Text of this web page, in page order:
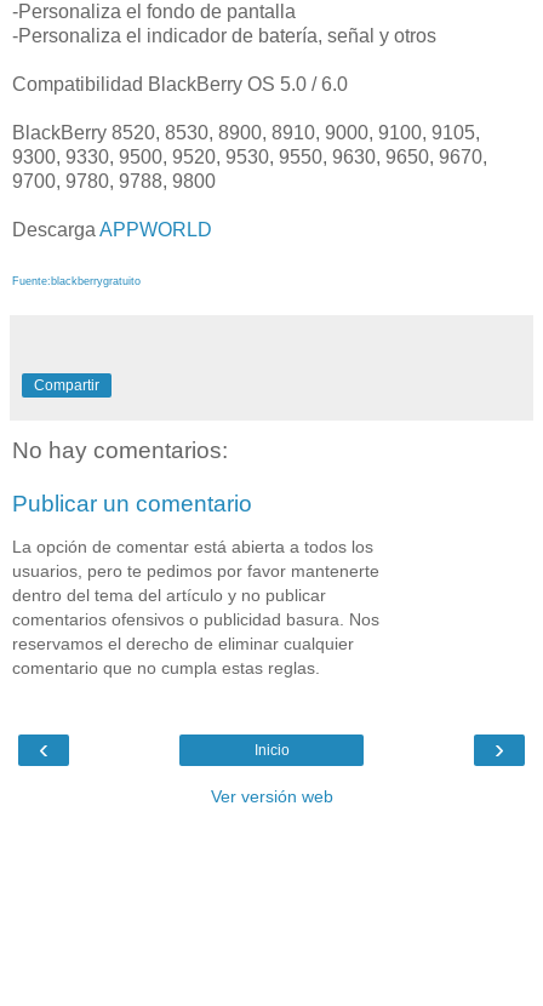
-Personaliza el fondo de pantalla
-Personaliza el indicador de batería, señal y otros
Compatibilidad BlackBerry OS 5.0 / 6.0
BlackBerry 8520, 8530, 8900, 8910, 9000, 9100, 9105,
9300, 9330, 9500, 9520, 9530, 9550, 9630, 9650, 9670,
9700, 9780, 9788, 9800
Descarga APPWORLD
Fuente:blackberrygratuito
Compartir
No hay comentarios:
Publicar un comentario
La opción de comentar está abierta a todos los
usuarios, pero te pedimos por favor mantenerte
dentro del tema del artículo y no publicar
comentarios ofensivos o publicidad basura. Nos
reservamos el derecho de eliminar cualquier
comentario que no cumpla estas reglas.
‹ ›
Inicio
Ver versión web